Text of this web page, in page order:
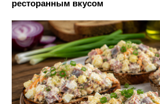
ресторанным вкусом